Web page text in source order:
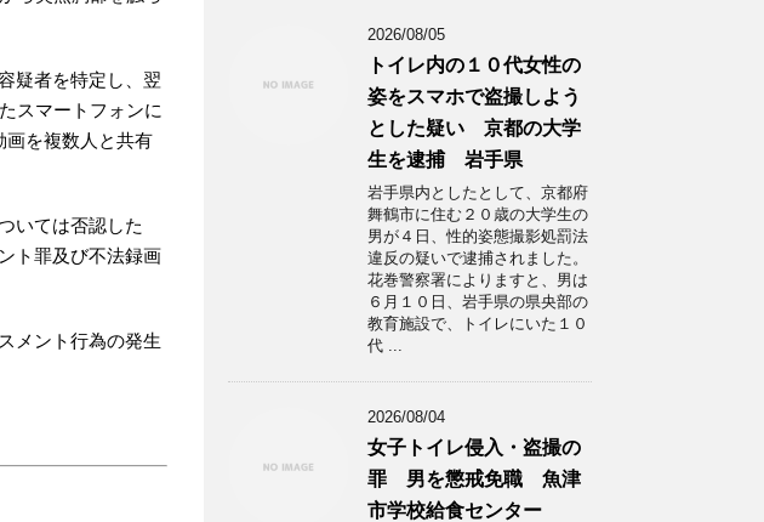
疑者を特定し、翌
スマートフォンに
画を複数人と共有
いては否認した
ト罪及び不法録画
メント行為の発生
2026/08/05
トイレ内の１０代女性の
姿をスマホで盗撮しよう
とした疑い 京都の大学
生を逮捕 岩手県
岩手県内としたとして、京都府
舞鶴市に住む２０歳の大学生の
男が４日、性的姿態撮影処罰法
違反の疑いで逮捕されました。
花巻警察署によりますと、男は
６月１０日、岩手県の県央部の
教育施設で、トイレにいた１０
代 ...
2026/08/04
女子トイレ侵入・盗撮の
罪 男を懲戒免職 魚津
市学校給食センター